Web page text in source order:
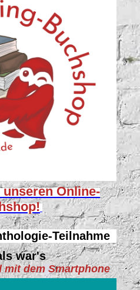
unserenOnline-
Teilnahme
war's
mit dem Smartphone